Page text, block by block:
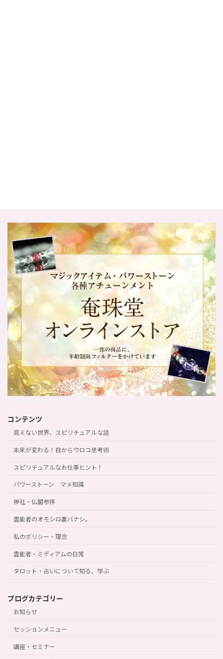
コンテンツ
見えない世界、スピリチュアルな話
未来が変わる！目からウロコ思考術
スピリチュアルなお仕事ヒント！
パワーストーン マメ知識
神社・仏閣参拝
霊能者のオモシロ裏バナシ。
私のポリシー・理念
霊能者・ミディアムの日常
タロット・占いについて知る、学ぶ
ブログカテゴリー
お知らせ
セッションメニュー
講座・セミナー